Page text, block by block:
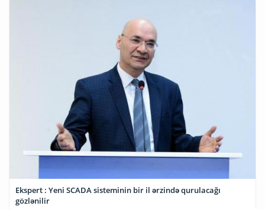
Ekspert : Yeni SCADA sisteminin bir il ərzində qurulacağı
gözlənilir